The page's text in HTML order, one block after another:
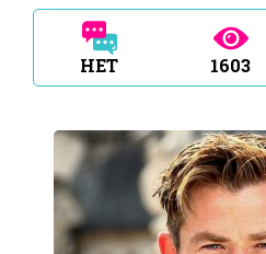
НЕТ 1603